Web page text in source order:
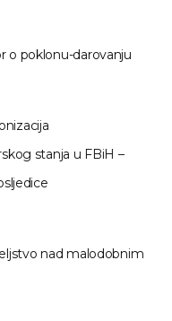
o poklonu-darovanju
stanja u FBiH –
nad malodobnim